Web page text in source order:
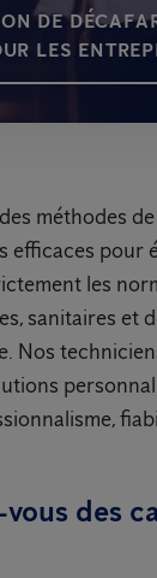
DE
LES
méthodes
efficaces pour
les
sanitaires et
Nos
des